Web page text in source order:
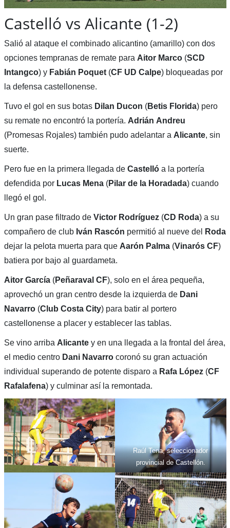
Castelló vs Alicante (1-2)
Salió al ataque el combinado alicantino (amarillo) con dos
opciones tempranas de remate para Aitor Marco(SCD
Intangco) y Fabián Poquet(CF UD Calpe) bloqueadas por
la defensa castellonense.
Tuvo el gol en sus botas Dilan Ducon (Betis Florida) pero
su remate no encontró la portería. Adrián Andreu
(Promesas Rojales) también pudo adelantar a Alicante, sin
suerte.
Pero fue en la primera llegada de Castellóa la portería
defendida por Lucas Mena(Pilar de la Horadada) cuando
llegó el gol.
Un gran pase filtrado de Victor Rodríguez(CD Roda) a su
compañero de club Iván Rascón permitió al nueve del
Roda
dejar la pelota muerta para que Aarón Palma(Vinarós CF)
batiera por bajo al guardameta.
Aitor García(Peñaraval CF), solo en el área pequeña,
aprovechó un gran centro desde la izquierda de Dani
Navarro (Club Costa City) para batir al portero
castellonense a placer y establecer las tablas.
Se vino arriba Alicantey en una llegada a la frontal del área,
el medio centro Dani Navarrocoronó su gran actuación
individual superando de potente disparo a Rafa López(CF
Rafalafena) y culminar así la remontada.
Raúl Tena, seleccionador
provincial de Castellón.